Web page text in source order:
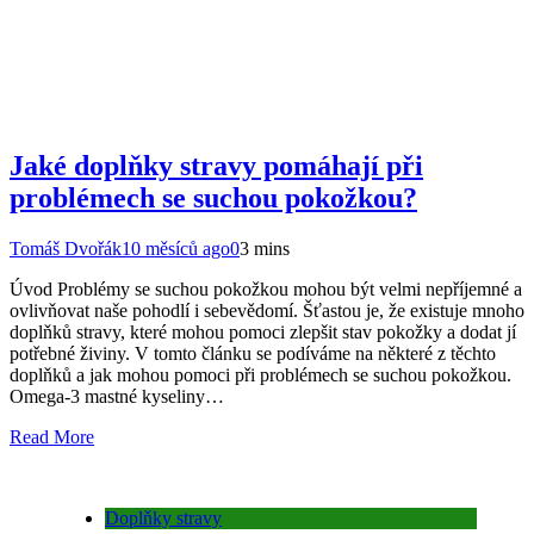
Jaké doplňky stravy pomáhají při
problémech se suchou pokožkou?
Tomáš Dvořák10 měsíců ago03 mins
Úvod Problémy se suchou pokožkou mohou být velmi nepříjemné a
ovlivňovat naše pohodlí i sebevědomí. Šťastou je, že existuje mnoho
doplňků stravy, které mohou pomoci zlepšit stav pokožky a dodat jí
potřebné živiny. V tomto článku se podíváme na některé z těchto
doplňků a jak mohou pomoci při problémech se suchou pokožkou.
Omega-3 mastné kyseliny…
Read More
Doplňky stravy